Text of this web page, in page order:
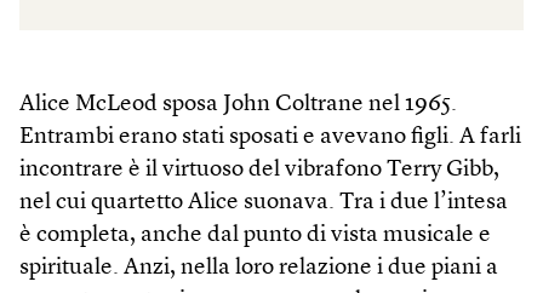
Alice McLeod sposa John Coltrane nel 1965.
Entrambi erano stati sposati e avevano figli. A farli
incontrare è il virtuoso del vibrafono Terry Gibb,
nel cui quartetto Alice suonava. Tra i due l’intesa
è completa, anche dal punto di vista musicale e
spirituale. Anzi, nella loro relazione i due piani a